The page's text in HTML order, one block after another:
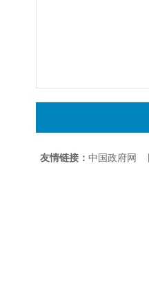
友情链接： 中国政府网